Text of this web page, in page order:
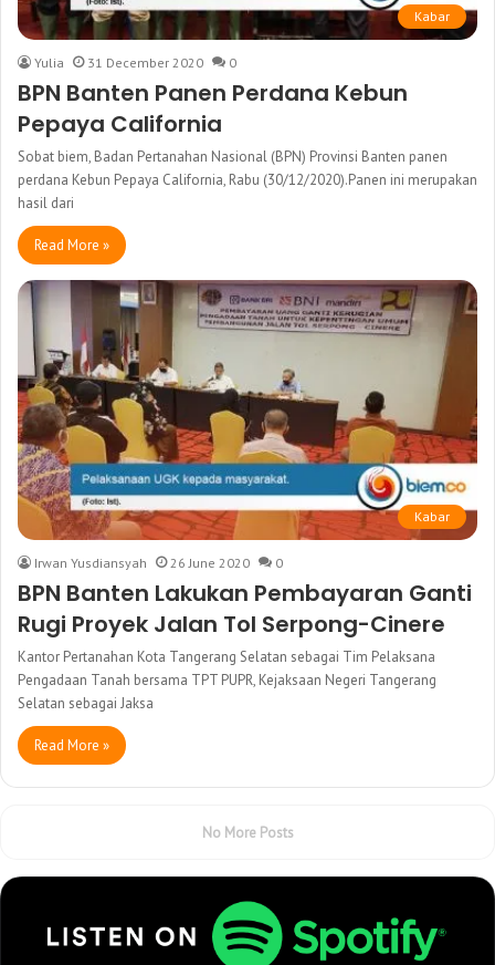
Kabar
Yulia 31 December 2020 0
BPN Banten Panen Perdana Kebun
Pepaya California
Sobat biem, Badan Pertanahan Nasional (BPN) Provinsi Banten panen
perdana Kebun Pepaya California, Rabu (30/12/2020).Panen ini merupakan
hasil dari
Read More »
Kabar
Irwan Yusdiansyah 26 June 2020 0
BPN Banten Lakukan Pembayaran Ganti
Rugi Proyek Jalan Tol Serpong-Cinere
Kantor Pertanahan Kota Tangerang Selatan sebagai Tim Pelaksana
Pengadaan Tanah bersama TPT PUPR, Kejaksaan Negeri Tangerang
Selatan sebagai Jaksa
Read More »
No More Posts